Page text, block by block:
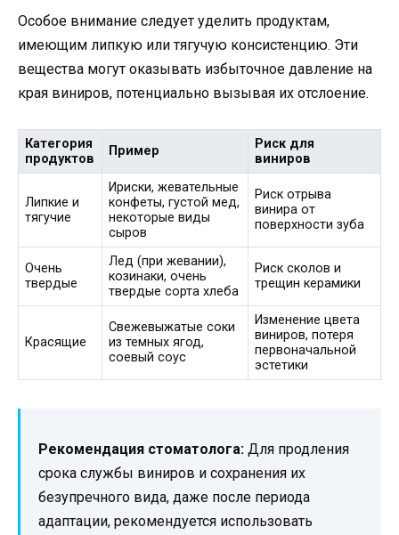
Особое внимание следует уделить продуктам,
имеющим липкую или тягучую консистенцию. Эти
вещества могут оказывать избыточное давление на
края виниров, потенциально вызывая их отслоение.
Категория
продуктов
Пример
Риск для
виниров
Липкие и
тягучие
Ириски, жевательные
конфеты, густой мед,
некоторые виды
сыров
Риск отрыва
винира от
поверхности зуба
Очень
твердые
Лед (при жевании),
козинаки, очень
твердые сорта хлеба
Риск сколов и
трещин керамики
Красящие
Свежевыжатые соки
из темных ягод,
соевый соус
Изменение цвета
виниров, потеря
первоначальной
эстетики
Рекомендация стоматолога: Для продления
срока службы виниров и сохранения их
безупречного вида, даже после периода
адаптации, рекомендуется использовать